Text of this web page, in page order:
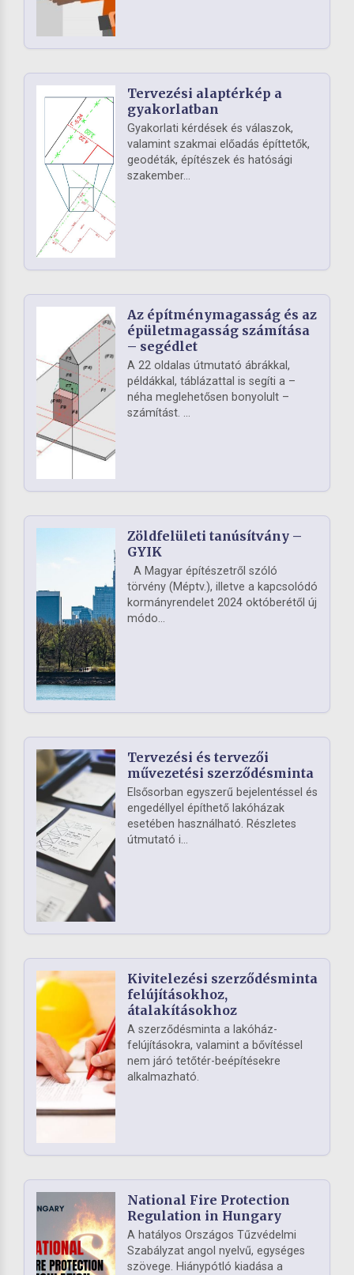
Tervezési alaptérkép a
gyakorlatban
Gyakorlati kérdések és válaszok,
valamint szakmai előadás építtetők,
geodéták, építészek és hatósági
szakember...
Az építménymagasság és az
épületmagasság számítása
– segédlet
A 22 oldalas útmutató ábrákkal,
példákkal, táblázattal is segíti a –
néha meglehetősen bonyolult –
számítást. ...
Zöldfelületi tanúsítvány –
GYIK
A Magyar építészetről szóló
törvény (Méptv.), illetve a kapcsolódó
kormányrendelet 2024 októberétől új
módo...
Tervezési és tervezői
művezetési szerződésminta
Elsősorban egyszerű bejelentéssel és
engedéllyel építhető lakóházak
esetében használható. Részletes
útmutató i...
Kivitelezési szerződésminta
felújításokhoz,
átalakításokhoz
A szerződésminta a lakóház-
felújításokra, valamint a bővítéssel
nem járó tetőtér-beépítésekre
alkalmazható.
National Fire Protection
Regulation in Hungary
A hatályos Országos Tűzvédelmi
Szabályzat angol nyelvű, egységes
szövege. Hiánypótló kiadása a